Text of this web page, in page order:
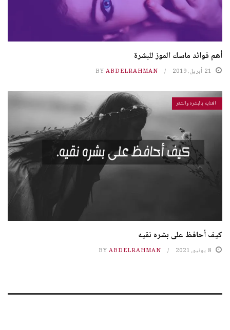
أهم فوائد ماسك الموز للبشرة
21 أبريل، 2019 BY ABDELRAHMAN
العنايه بالبشره والشعر
كيف أحافظ على بشره نقيه
8 يونيو، 2021 BY ABDELRAHMAN